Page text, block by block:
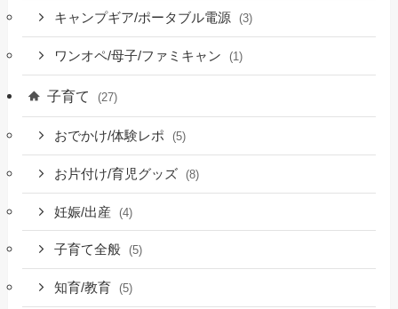
キャンプギア/ポータブル電源 (3)
ワンオペ/母子/ファミキャン (1)
子育て (27)
おでかけ/体験レポ (5)
お片付け/育児グッズ (8)
妊娠/出産 (4)
子育て全般 (5)
知育/教育 (5)